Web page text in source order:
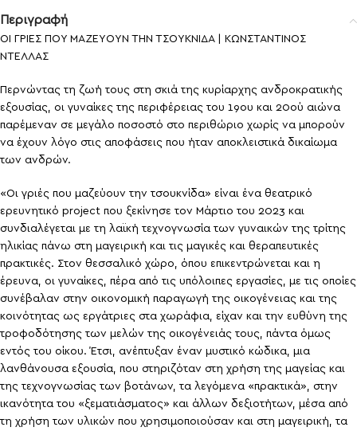
Περιγραφή
ΟΙ ΓΡΙΕΣ ΠΟΥ ΜΑΖΕΥΟΥΝ ΤΗΝ ΤΣΟΥΚΝΙΔΑ | ΚΩΝΣΤΑΝΤΙΝΟΣ
ΝΤΕΛΛΑΣ
Περνώντας τη ζωή τους στη σκιά της κυρίαρχης ανδροκρατικής
εξουσίας, οι γυναίκες της περιφέρειας του 19ου και 20ού αιώνα
παρέμεναν σε μεγάλο ποσοστό στο περιθώριο χωρίς να μπορούν
να έχουν λόγο στις αποφάσεις που ήταν αποκλειστικά δικαίωμα
των ανδρών.
«Οι γριές που μαζεύουν την τσουκνίδα» είναι ένα θεατρικό
ερευνητικό project που ξεκίνησε τον Μάρτιο του 2023 και
συνδιαλέγεται με τη λαϊκή τεχνογνωσία των γυναικών της τρίτης
ηλικίας πάνω στη μαγειρική και τις μαγικές και θεραπευτικές
πρακτικές. Στον θεσσαλικό χώρο, όπου επικεντρώνεται και η
έρευνα, οι γυναίκες, πέρα από τις υπόλοιπες εργασίες, με τις οποίες
συνέβαλαν στην οικονομική παραγωγή της οικογένειας και της
κοινότητας ως εργάτριες στα χωράφια, είχαν και την ευθύνη της
τροφοδότησης των μελών της οικογένειάς τους, πάντα όμως
εντός του οίκου. Έτσι, ανέπτυξαν έναν μυστικό κώδικα, μια
λανθάνουσα εξουσία, που στηριζόταν στη χρήση της μαγείας και
της τεχνογνωσίας των βοτάνων, τα λεγόμενα «πρακτικά», στην
ικανότητα του «ξεματιάσματος» και άλλων δεξιοτήτων, μέσα από
τη χρήση των υλικών που χρησιμοποιούσαν και στη μαγειρική, τα